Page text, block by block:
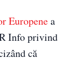
Europenea
Info privind
că